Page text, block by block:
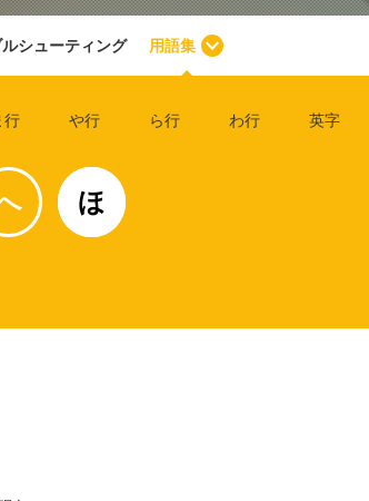
ルシューティング 用語集
行 や行 ら行 わ行 英字
ほ